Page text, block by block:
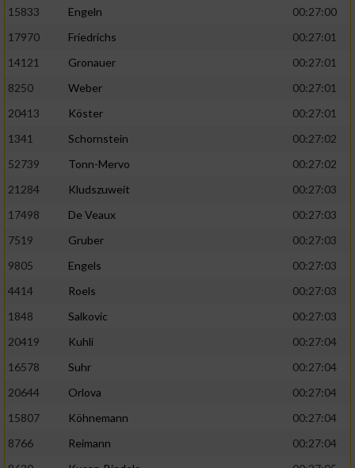
15833
Engeln
00:27:00
17970
Friedrichs
00:27:01
14121
Gronauer
00:27:01
8250
Weber
00:27:01
20413
Köster
00:27:01
1341
Schornstein
00:27:02
52739
Tonn-Mervo
00:27:02
21284
Kludszuweit
00:27:03
17498
De Veaux
00:27:03
7519
Gruber
00:27:03
9805
Engels
00:27:03
4414
Roels
00:27:03
1848
Salkovic
00:27:03
20419
Kuhli
00:27:04
16578
Suhr
00:27:04
20644
Orlova
00:27:04
15807
Köhnemann
00:27:04
8766
Reimann
00:27:04